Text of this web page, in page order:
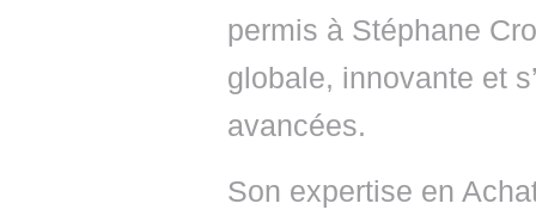
permis à Stéphane
globale, innovante et
avancées.
Son expertise en